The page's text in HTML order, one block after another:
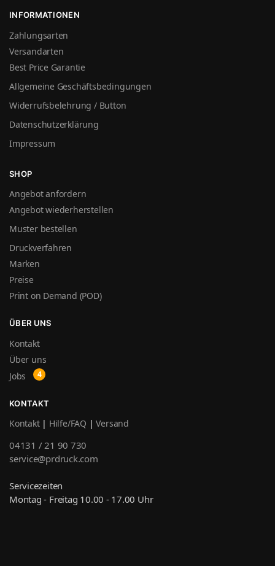
INFORMATIONEN
Zahlungsarten
Versandarten
Best Price Garantie
Allgemeine Geschäftsbedingungen
Widerrufsbelehrung / Button
Datenschutzerklärung
Impressum
SHOP
Angebot anfordern
Angebot wiederherstellen
Muster bestellen
Druckverfahren
Marken
Preise
Print on Demand (POD)
ÜBER UNS
Kontakt
Über uns
Jobs
KONTAKT
Kontakt| Hilfe/FAQ |Versand
04131 / 21 90 730
service@prdruck.com
Servicezeiten
Montag - Freitag 10.00 - 17.00 Uhr